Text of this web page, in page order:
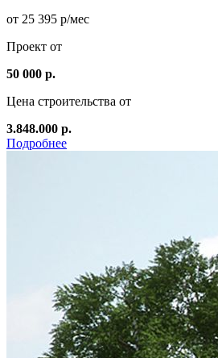
от 25 395 р/мес
Проект от
50 000 р.
Цена строительства от
3.848.000 р.
Подробнее